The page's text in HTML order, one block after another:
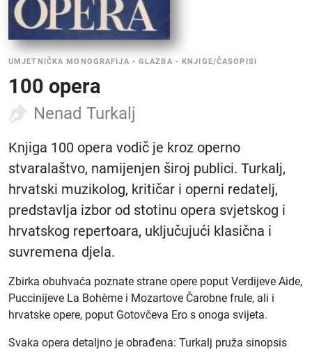
UMJETNIČKA MONOGRAFIJA •GLAZBA - KNJIGE/ČASOPISI
100 opera
Nenad Turkalj
Knjiga 100 opera vodič je kroz operno
stvaralaštvo, namijenjen široj publici. Turkalj,
hrvatski muzikolog, kritičar i operni redatelj,
predstavlja izbor od stotinu opera svjetskog i
hrvatskog repertoara, uključujući klasična i
suvremena djela.
Zbirka obuhvaća poznate strane opere poput Verdijeve Aide,
Puccinijeve La Bohème i Mozartove Čarobne frule, ali i
hrvatske opere, poput Gotovčeva Ero s onoga svijeta.
Svaka opera detaljno je obrađena: Turkalj pruža sinopsis